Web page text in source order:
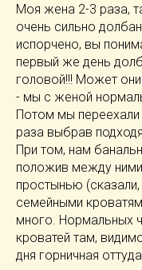
Моя жена 2-3 раза,
очень сильно
испорчено, вы
первый же день
головой!!! Может они
- мы с женой
Потом мы переехали
раза выбрав
При том, нам
положив между
простынью
семейными
много. Нормальных
кроватей там,
дня горничная